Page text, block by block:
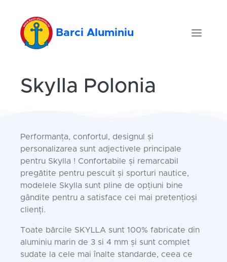
Barci Aluminiu
Skylla Polonia
Performanța, confortul, designul și
personalizarea sunt adjectivele principale
pentru Skylla ! Confortabile și remarcabil
pregătite pentru pescuit și sporturi nautice,
modelele Skylla sunt pline de opțiuni bine
gândite pentru a satisface cei mai pretențioși
clienți.
Toate bărcile SKYLLA sunt 100% fabricate din
aluminiu marin de 3 si 4 mm și sunt complet
sudate la cele mai înalte standarde, ceea ce